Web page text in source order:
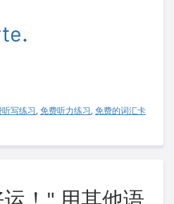
听写练习, 免费听力练习, 免费的词汇卡